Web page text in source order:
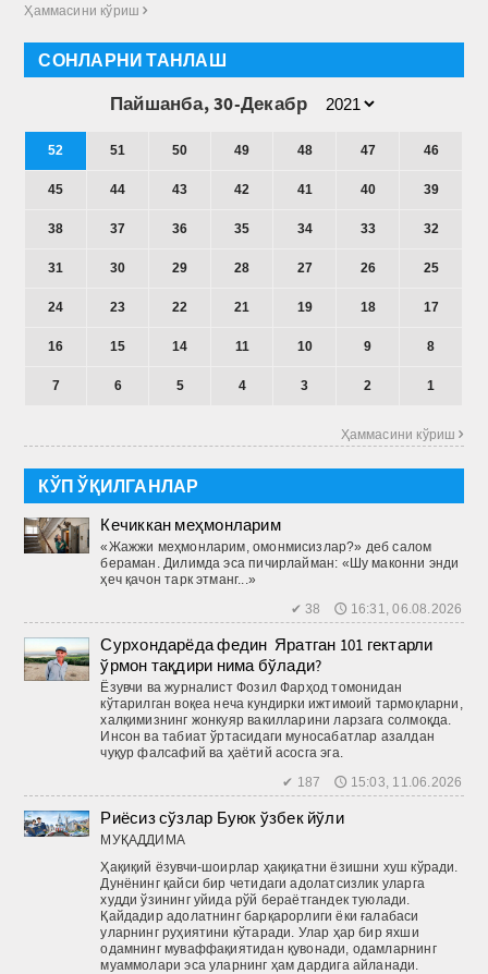
Ҳаммасини кўриш 
СОНЛАРНИ ТАНЛАШ
Пайшанба, 30-Декабр
52 51 50 49 48 47 46
45 44 43 42 41 40 39
38 37 36 35 34 33 32
31 30 29 28 27 26 25
24 23 22 21 19 18 17
16 15 14 11 10 9 8
7 6 5 4 3 2 1
Ҳаммасини кўриш 
КЎП ЎҚИЛГАНЛАР
Кечиккан меҳмонларим
«Жажжи меҳмонларим, омонмисизлар?» деб салом
бераман. Дилимда эса пичирлайман: «Шу маконни энди
ҳеч қачон тарк этманг...»
✔ 38 🕔 16:31, 06.08.2026
Сурхондарёда федин Яратган 101 гектарли
ўрмон тақдири нима бўлади?
Ёзувчи ва журналист Фозил Фарҳод томонидан
кўтарилган воқеа неча кундирки ижтимоий тармоқларни,
халқимизнинг жонкуяр вакилларини ларзага солмоқда.
Инсон ва табиат ўртасидаги муносабатлар азалдан
чуқур фалсафий ва ҳаётий асосга эга.
✔ 187 🕔 15:03, 11.06.2026
Риёсиз сўзлар Буюк ўзбек йўли
МУҚАДДИМА
Ҳақиқий ёзувчи-шоирлар ҳақиқатни ёзишни хуш кўради.
Дунё­нинг ­қайси бир четидаги адолатсизлик уларга
худди ўзининг уйида рўй бераётгандек туюлади.
Қайдадир адолатнинг барқарорлиги ёки ғалабаси
уларнинг руҳиятини кўтаради. Улар ҳар бир яхши
одамнинг муваффақиятидан қувонади, одамларнинг
муаммолари эса уларнинг ҳам дардига айланади.